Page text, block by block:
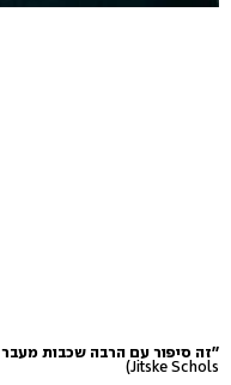
''זה סיפור עם הרבה שכבות
Jitske Schols)